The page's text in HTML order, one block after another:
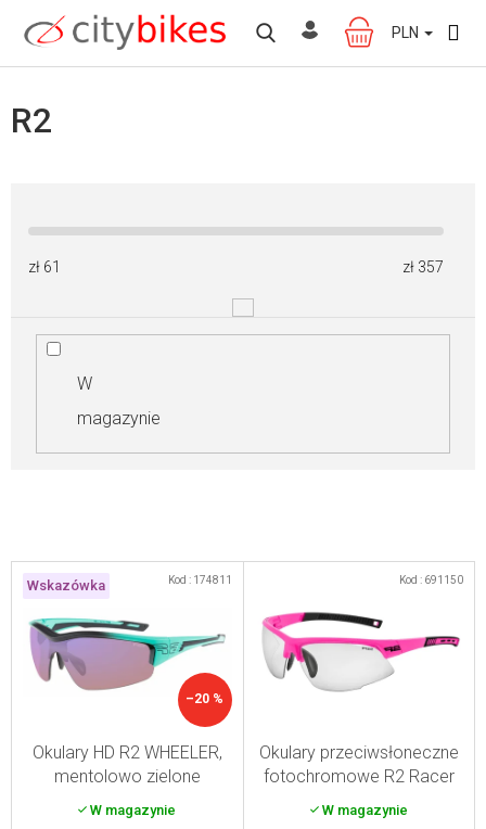
treści
KOSZYK
PLN
R2
zł 61 zł 357
W
magazynie
Wskazówka
–20 %
Okulary HD R2 WHEELER,
mentolowo zielone
W magazynie
Kod : 174811
Okulary przeciwsłoneczne
fotochromowe R2 Racer
W magazynie
Kod : 691150